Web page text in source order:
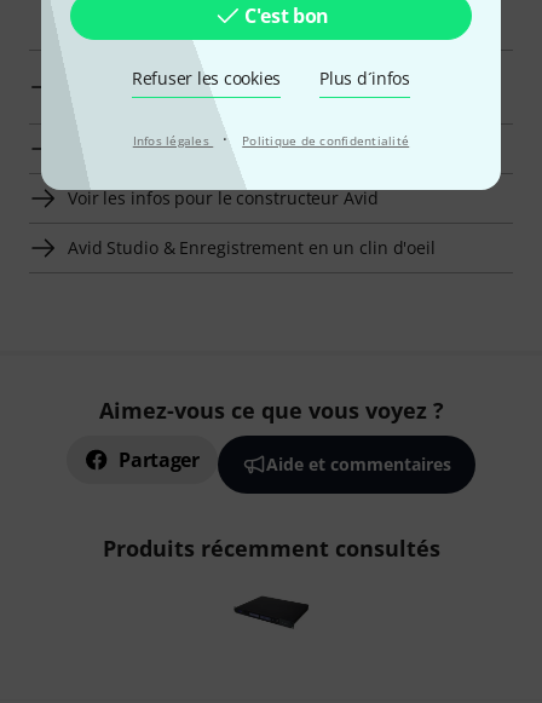
C'est bon
Refuser les cookies Plus d´infos
Infos légales · Politique de confidentialité
Aller à la catégorie Générateurs d'Horloge &
Synchronisation
Aller à la catégorie Studio & Enregistrement
Voir les infos pour le constructeur Avid
Avid Studio & Enregistrement en un clin d'oeil
Aimez-vous ce que vous voyez ?
Partager Aide et commentaires
Produits récemment consultés